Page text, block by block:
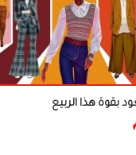
بقوة هذا الربيع